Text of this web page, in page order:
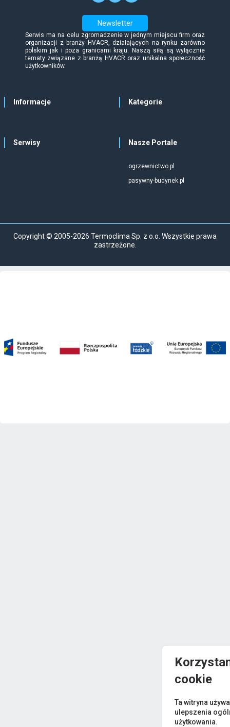
Newsletter
Serwis ma na celu zgromadzenie w jednym miejscu firm oraz
organizacji z branży HVACR, działających na rynku zarówno
polskim jak i poza granicami kraju. Naszą siłą są wyłącznie
tematy związane z branżą HVACR oraz unikalna społeczność
użytkowników.
Informacje Kategorie
Serwisy Nasze Portale
ogrzewnictwo.pl
pasywny-budynek.pl
Copyright © 2005-2026 Termoclima Sp. z o.o. Wszystkie prawa
zastrzeżone.
cookie
Ta witryna
ulepszenia
użytkowania.